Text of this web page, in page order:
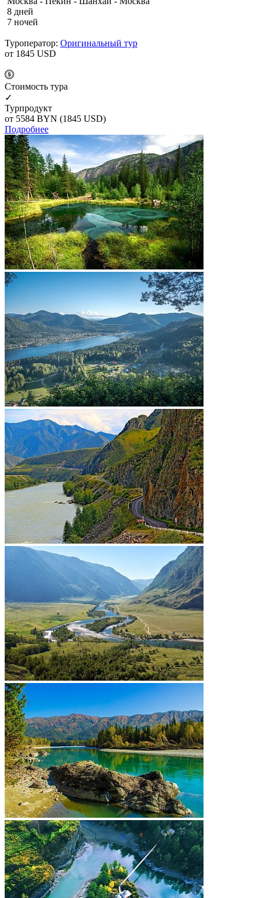
8 дней
7 ночей
Туроператор: Оригинальный тур
от 1845 USD
Cтоимость тура
✓
Турпродукт
от 5584 BYN (1845 USD)
Подробнее